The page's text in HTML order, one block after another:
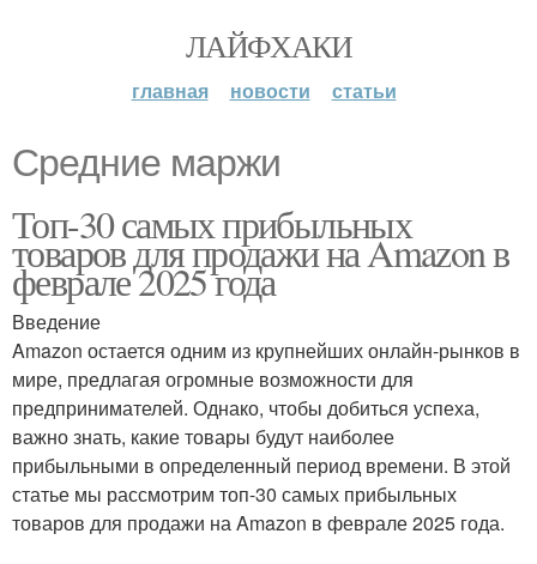
ЛАЙФХАКИ
главная новости статьи
Средние маржи
Топ-30 самых прибыльных
товаров для продажи на Amazon в
феврале 2025 года
Введение
Amazon остается одним из крупнейших онлайн-рынков в
мире, предлагая огромные возможности для
предпринимателей. Однако, чтобы добиться успеха,
важно знать, какие товары будут наиболее
прибыльными в определенный период времени. В этой
статье мы рассмотрим топ-30 самых прибыльных
товаров для продажи на Amazon в феврале 2025 года.